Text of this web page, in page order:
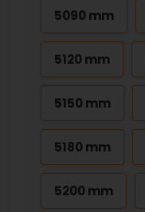
5090 mm
5120 mm
5150 mm
5180 mm
5200 mm